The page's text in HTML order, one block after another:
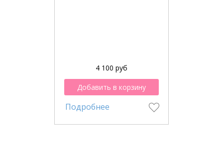
4 100 руб
Добавить в корзину
Подробнее